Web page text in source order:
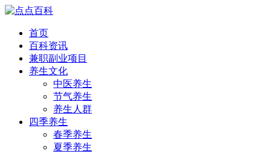
首页
百科资讯
兼职副业项目
养生文化
中医养生
节气养生
养生人群
四季养生
春季养生
夏季养生